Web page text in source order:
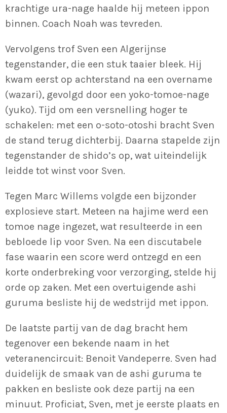
krachtige ura-nage haalde hij meteen ippon
binnen. Coach Noah was tevreden.
Vervolgens trof Sven een Algerijnse
tegenstander, die een stuk taaier bleek. Hij
kwam eerst op achterstand na een overname
(wazari), gevolgd door een yoko-tomoe-nage
(yuko). Tijd om een versnelling hoger te
schakelen: met een o-soto-otoshi bracht Sven
de stand terug dichterbij. Daarna stapelde zijn
tegenstander de shido’s op, wat uiteindelijk
leidde tot winst voor Sven.
Tegen Marc Willems volgde een bijzonder
explosieve start. Meteen na hajime werd een
tomoe nage ingezet, wat resulteerde in een
bebloede lip voor Sven. Na een discutabele
fase waarin een score werd ontzegd en een
korte onderbreking voor verzorging, stelde hij
orde op zaken. Met een overtuigende ashi
guruma besliste hij de wedstrijd met ippon.
De laatste partij van de dag bracht hem
tegenover een bekende naam in het
veteranencircuit: Benoit Vandeperre. Sven had
duidelijk de smaak van de ashi guruma te
pakken en besliste ook deze partij na een
minuut. Proficiat, Sven, met je eerste plaats en